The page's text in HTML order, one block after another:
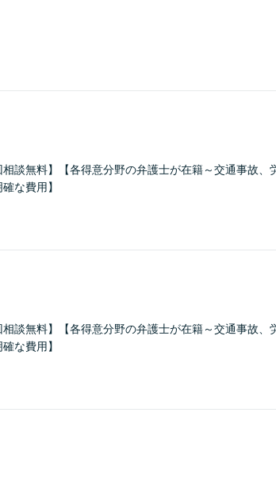
相談無料】【各得意分野の弁護士が在籍～交通事故、
な費用】
相談無料】【各得意分野の弁護士が在籍～交通事故、
な費用】